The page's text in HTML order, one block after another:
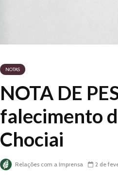
NOTAS
NOTA DE
falecimento
Chociai
Relações com a Imprensa 2 de